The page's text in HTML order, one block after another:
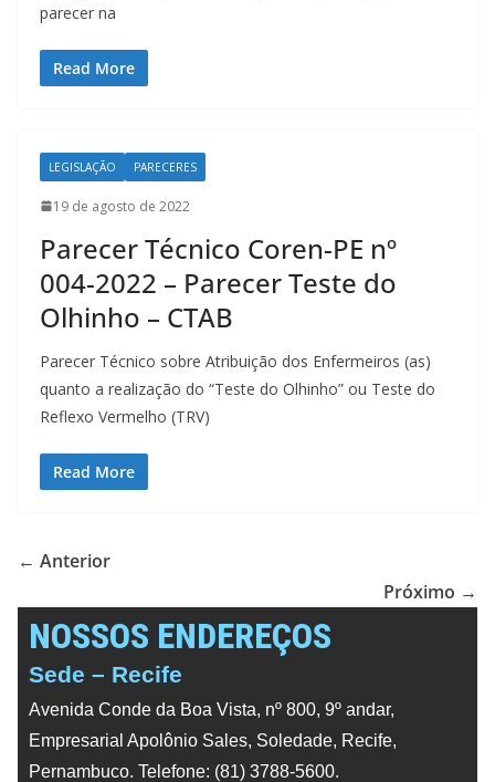
parecer na
Read More
LEGISLAÇÃO PARECERES
19 de agosto de 2022
Parecer Técnico Coren-PE nº
004-2022 – Parecer Teste do
Olhinho – CTAB
Parecer Técnico sobre Atribuição dos Enfermeiros (as)
quanto a realização do “Teste do Olhinho” ou Teste do
Reflexo Vermelho (TRV)
Read More
← Anterior
Próximo →
NOSSOS ENDEREÇOS
Sede – Recife
Avenida Conde da Boa Vista, nº 800, 9º andar,
Empresarial Apolônio Sales, Soledade, Recife,
Pernambuco. Telefone: (81) 3788-5600.